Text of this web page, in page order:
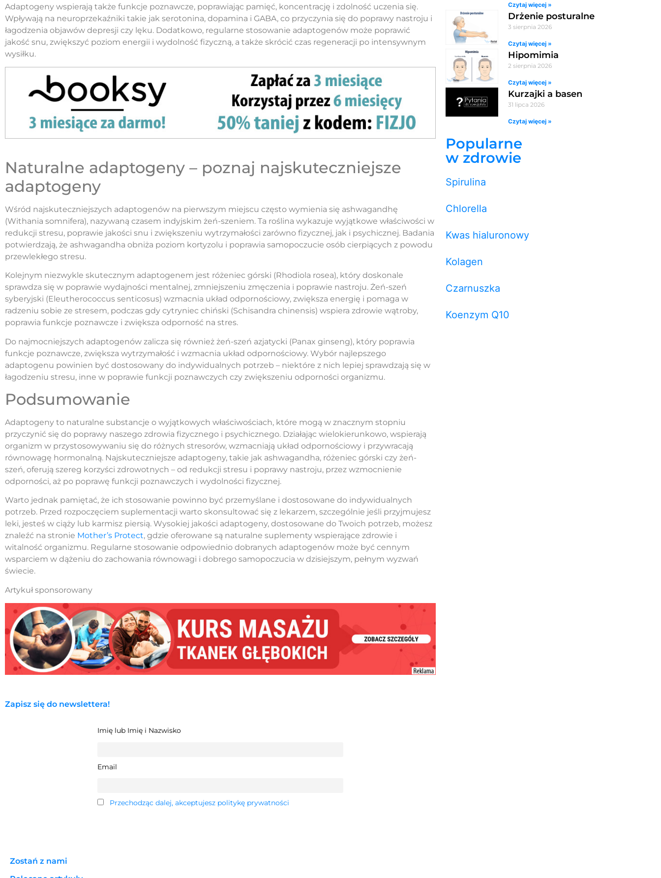
Adaptogeny wspierają także funkcje poznawcze, poprawiając pamięć, koncentrację i zdolność uczenia się.
Wpływają na neuroprzekaźniki takie jak serotonina, dopamina i GABA, co przyczynia się do poprawy nastroju i
łagodzenia objawów depresji czy lęku. Dodatkowo, regularne stosowanie adaptogenów może poprawić
jakość snu, zwiększyć poziom energii i wydolność fizyczną, a także skrócić czas regeneracji po intensywnym
wysiłku.
Naturalne adaptogeny – poznaj najskuteczniejsze
adaptogeny
Wśród najskuteczniejszych adaptogenów na pierwszym miejscu często wymienia się ashwagandhę
(Withania somnifera), nazywaną czasem indyjskim żeń-szeniem. Ta roślina wykazuje wyjątkowe właściwości w
redukcji stresu, poprawie jakości snu i zwiększeniu wytrzymałości zarówno fizycznej, jak i psychicznej. Badania
potwierdzają, że ashwagandha obniża poziom kortyzolu i poprawia samopoczucie osób cierpiących z powodu
przewlekłego stresu.
Kolejnym niezwykle skutecznym adaptogenem jest różeniec górski (Rhodiola rosea), który doskonale
sprawdza się w poprawie wydajności mentalnej, zmniejszeniu zmęczenia i poprawie nastroju. Żeń-szeń
syberyjski (Eleutherococcus senticosus) wzmacnia układ odpornościowy, zwiększa energię i pomaga w
radzeniu sobie ze stresem, podczas gdy cytryniec chiński (Schisandra chinensis) wspiera zdrowie wątroby,
poprawia funkcje poznawcze i zwiększa odporność na stres.
Do najmocniejszych adaptogenów zalicza się również żeń-szeń azjatycki (Panax ginseng), który poprawia
funkcje poznawcze, zwiększa wytrzymałość i wzmacnia układ odpornościowy. Wybór najlepszego
adaptogenu powinien być dostosowany do indywidualnych potrzeb – niektóre z nich lepiej sprawdzają się w
łagodzeniu stresu, inne w poprawie funkcji poznawczych czy zwiększeniu odporności organizmu.
Podsumowanie
Adaptogeny to naturalne substancje o wyjątkowych właściwościach, które mogą w znacznym stopniu
przyczynić się do poprawy naszego zdrowia fizycznego i psychicznego. Działając wielokierunkowo, wspierają
organizm w przystosowywaniu się do różnych stresorów, wzmacniają układ odpornościowy i przywracają
równowagę hormonalną. Najskuteczniejsze adaptogeny, takie jak ashwagandha, różeniec górski czy żeń-
szeń, oferują szereg korzyści zdrowotnych – od redukcji stresu i poprawy nastroju, przez wzmocnienie
odporności, aż po poprawę funkcji poznawczych i wydolności fizycznej.
Warto jednak pamiętać, że ich stosowanie powinno być przemyślane i dostosowane do indywidualnych
potrzeb. Przed rozpoczęciem suplementacji warto skonsultować się z lekarzem, szczególnie jeśli przyjmujesz
leki, jesteś w ciąży lub karmisz piersią. Wysokiej jakości adaptogeny, dostosowane do Twoich potrzeb, możesz
znaleźć na stronie Mother’s Protect, gdzie oferowane są naturalne suplementy wspierające zdrowie i
witalność organizmu. Regularne stosowanie odpowiednio dobranych adaptogenów może być cennym
wsparciem w dążeniu do zachowania równowagi i dobrego samopoczucia w dzisiejszym, pełnym wyzwań
świecie.
Artykuł sponsorowany
Zapisz się do newslettera!
Imię lub Imię i Nazwisko
Email
Przechodząc dalej, akceptujesz politykę prywatności
Czytaj więcej »
Drżenie posturalne
3 sierpnia 2026
Czytaj więcej »
Hipomimia
2 sierpnia 2026
Czytaj więcej »
Kurzajki a basen
31 lipca 2026
Czytaj więcej »
Popularne
w zdrowie
Spirulina
Chlorella
Kwas hialuronowy
Kolagen
Czarnuszka
Koenzym Q10
Zostań z nami